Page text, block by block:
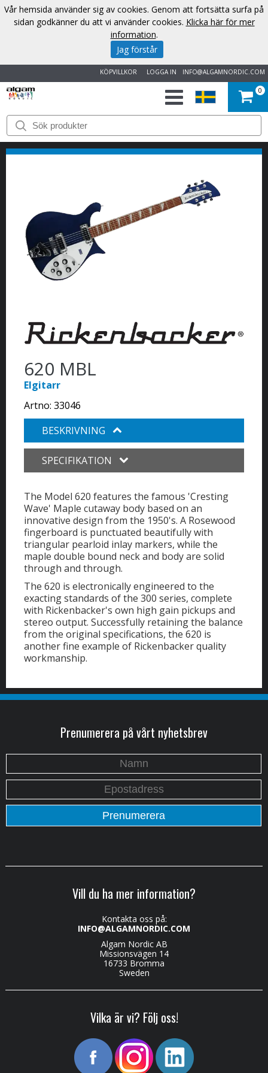
INFO@ALGAMNORDIC.COM
LOGGA IN
KÖPVILLKOR
START
VARUMÄRKEN
OSS
KONTAKT
0
620 MBL
Elgitarr
Artno: 33046
BESKRIVNING
SPECIFIKATION
The Model 620 features the famous 'Cresting
Wave' Maple cutaway body based on an
innovative design from the 1950's. A Rosewood
fingerboard is punctuated beautifully with
triangular pearloid inlay markers, while the
maple double bound neck and body are solid
through and through.
The 620 is electronically engineered to the
exacting standards of the 300 series, complete
with Rickenbacker's own high gain pickups and
stereo output. Successfully retaining the balance
from the original specifications, the 620 is
another fine example of Rickenbacker quality
workmanship.
Prenumerera på vårt nyhetsbrev
Vill du ha mer information?
Kontakta oss på:
INFO@ALGAMNORDIC.COM
Algam Nordic AB
Missionsvägen 14
16733 Bromma
Sweden
Vilka är vi? Följ oss!
Vår hemsida använder sig av cookies. Genom att fortsätta surfa på
sidan godkänner du att vi använder cookies. Klicka här för mer
information.
Jag förstår